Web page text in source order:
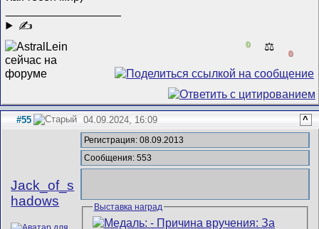
✍
0 ⚖️
0
#55 04.09.2024, 16:09 ^
Jack_of_s
hadows
Регистрация: 08.09.2013
Сообщения: 553
Выставка наград